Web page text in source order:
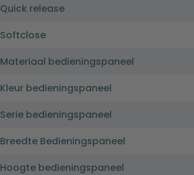
Quick release
Softclose
Materiaal bedieningspaneel
Kleur bedieningspaneel
Serie bedieningspaneel
Breedte Bedieningspaneel
Hoogte bedieningspaneel